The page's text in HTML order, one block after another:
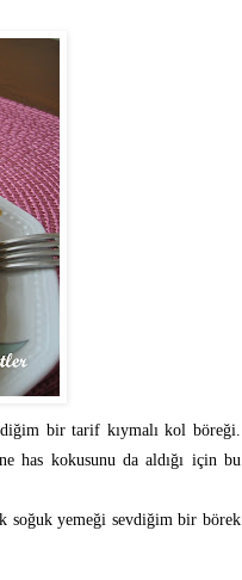
bir tarif kıymalı kol böreği.
has kokusunu da aldığı için bu
soğuk yemeği sevdiğim bir börek